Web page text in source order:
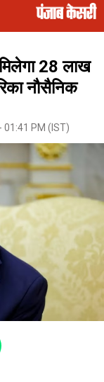
₹28 लाख
नौसैनिक
01:41 PM (IST)